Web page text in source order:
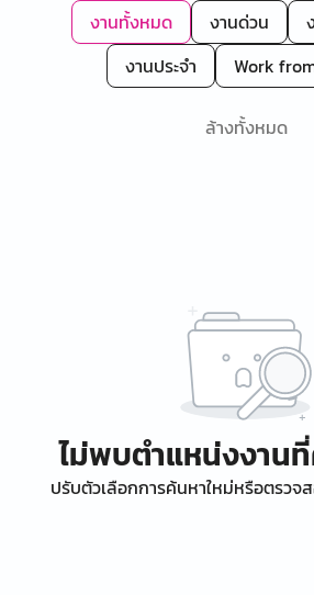
งานทั้งหมด งานด่วน
งานประจำ
Work
ล้างทั้งหมด
ไม่พบตำแหน่งงาน
ปรับตัวเลือกการค้นหาใหม่หรือตรวจ